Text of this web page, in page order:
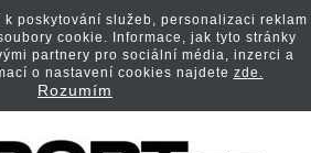
poskytování služeb, personalizaci reklam
cookie. Informace, jak tyto stránky
partnery pro sociální média, inzerci a
o nastavení cookies najdete zde.
Rozumím